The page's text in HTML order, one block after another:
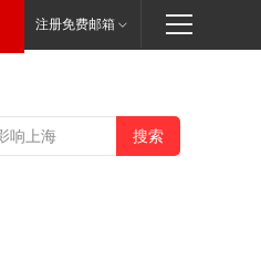
注册免费邮箱